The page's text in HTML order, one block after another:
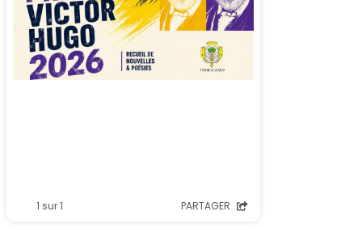
1 sur 1 PARTAGER